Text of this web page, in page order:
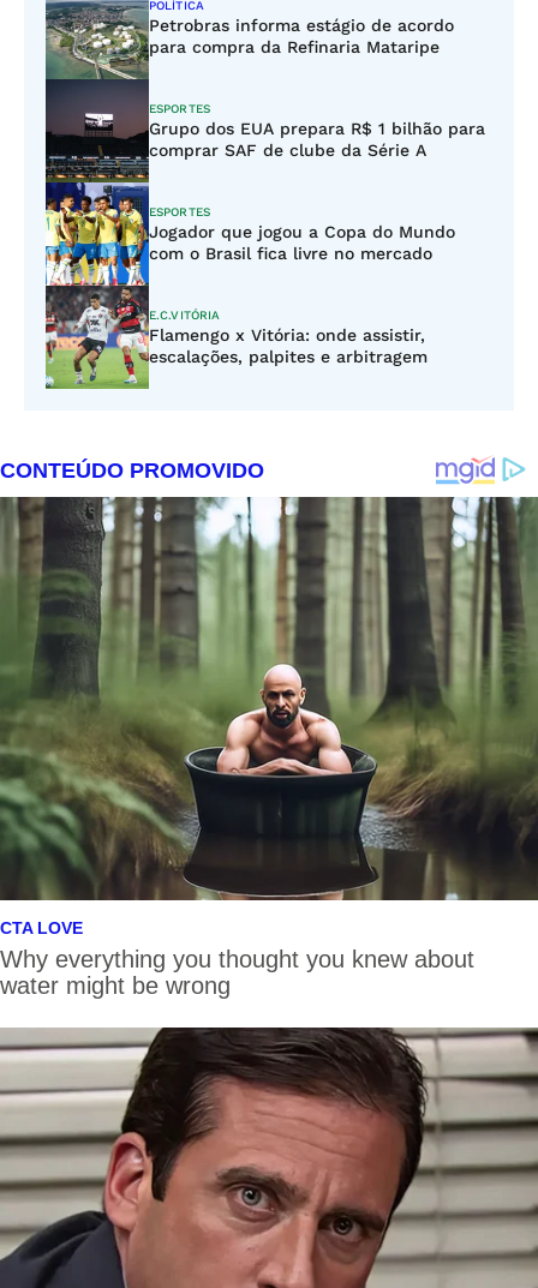
POLÍTICA
Petrobras informa estágio de acordo
para compra da Refinaria Mataripe
ESPORTES
Grupo dos EUA prepara R$ 1 bilhão para
comprar SAF de clube da Série A
ESPORTES
Jogador que jogou a Copa do Mundo
com o Brasil fica livre no mercado
E.C.VITÓRIA
Flamengo x Vitória: onde assistir,
escalações, palpites e arbitragem